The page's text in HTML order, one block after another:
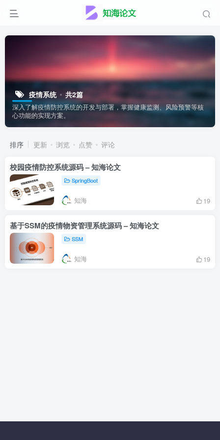
疫情系统 共2篇
深入了解疫情防控系统的开发与部署，掌握健康监测、风险预警等核
心功能的实现方案。
排序 更新 浏览 点赞 评论
校园疫情防控系统源码 – 知海论文
SpringBoot
知海 19
基于SSM的疫情物资管理系统源码 – 知海论文
SSM
知海 19